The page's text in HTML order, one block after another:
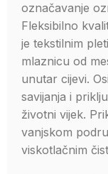
označavanje
Fleksibilno
je tekstilnim
mlaznicu od
unutar cijevi.
savijanja i
životni vijek.
vanjskom
viskotlačnim